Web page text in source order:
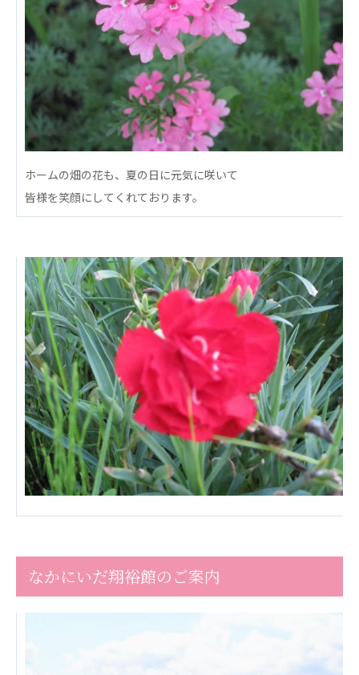
医療法人 京都翔医会
西京都病院
西京都クリニック
洛桂の郷
桂寿の郷
訪問看護ステーション秋桜
上桂の郷
ファミリエール吉祥院
教育（共に生きる仲間達）
学校法人明星学園 関東福祉専門学校
明星幼稚園 志学会高等学校
特定非営利活動法人ファイアーレッズメディカルスポ
ーツクラブ
特定非営利活動法人アート応援隊
その他
Mediclude 株式会社アジアメデカ元気事業団
株式会社フラワーコミュニティ放送
Medicare Lead Japan
特定非営利活動法人共生フォーラム
株式会社アメックファーマシー
ホームの畑の花も、夏の日に元気に咲いて
皆様を笑顔にしてくれております。
なかにいだ翔裕館のご案内